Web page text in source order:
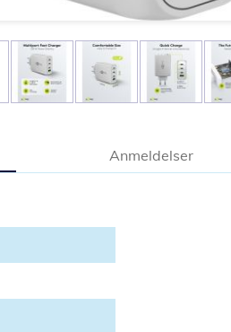
Anmeldelser